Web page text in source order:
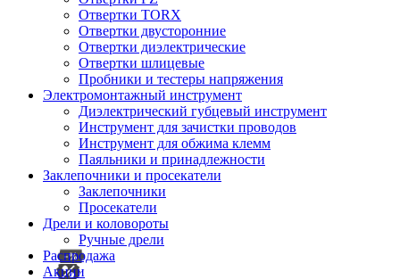
Отвертки TORX
Отвертки двусторонние
Отвертки диэлектрические
Отвертки шлицевые
Пробники и тестеры напряжения
Электромонтажный инструмент
Диэлектрический губцевый инструмент
Инструмент для зачистки проводов
Инструмент для обжима клемм
Паяльники и принадлежности
Заклепочники и просекатели
Заклепочники
Просекатели
Дрели и коловороты
Ручные дрели
Распродажа
Акции